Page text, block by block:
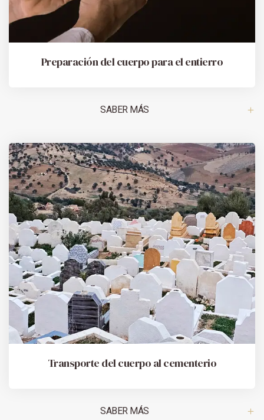
Preparación del cuerpo para el entierro
SABER MÁS
Transporte del cuerpo al cementerio
SABER MÁS